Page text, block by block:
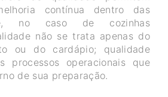
contínua dentro das
e, no caso de cozinhas
não se trata apenas do
ou do cardápio; qualidade
processos operacionais que
de sua preparação.